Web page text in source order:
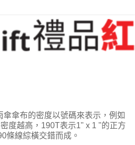
傘傘布的密度以號碼來表示，例如
度越高，190T表示1" x 1 "的正方
條線綜橫交錯而成。